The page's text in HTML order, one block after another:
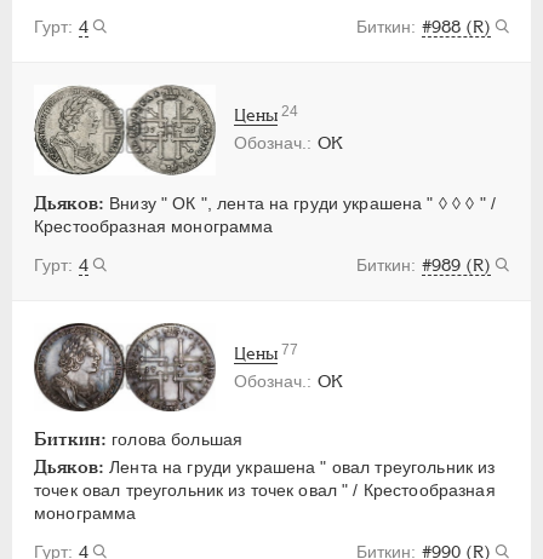
4
#988 (R)
OK
Дьяков: Внизу " ОК ", лента на груди украшена " ◊ ◊ ◊ " /
Крестообразная монограмма
4
#989 (R)
Цены 24
OK
Биткин: голова большая
Дьяков: Лента на груди украшена " овал треугольник из
точек овал треугольник из точек овал " / Крестообразная
монограмма
4
#990 (R)
Цены 77